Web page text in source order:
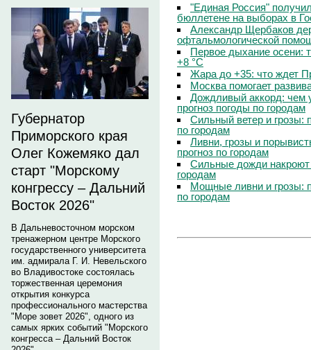
Губернатор
Приморского края
Олег Кожемяко дал
старт "Морскому
конгрессу – Дальний
Восток 2026"
В Дальневосточном морском
тренажерном центре Морского
государственного университета
им. адмирала Г. И. Невельского
во Владивостоке состоялась
торжественная церемония
открытия конкурса
профессионального мастерства
"Море зовет 2026", одного из
самых ярких событий "Морского
конгресса – Дальний Восток
"Единая Россия"
бюллетене на выборах в
Александр Щербаков
офтальмологической
Первое дыхание осени:
+8 °C
Жара до +35: что ждет
Москва помогает
Дождливый аккорд: чем
прогноз погоды по городам
Сильный ветер и грозы:
по городам
Ливни, грозы и
прогноз по городам
Сильные дожди
городам
Мощные ливни и грозы:
по городам